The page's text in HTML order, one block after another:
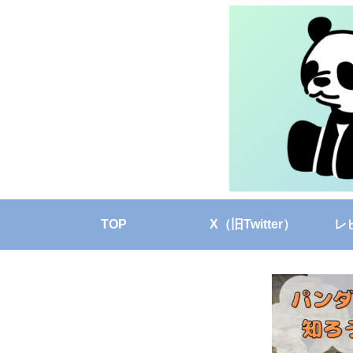
TOP X（旧Twitter） レ